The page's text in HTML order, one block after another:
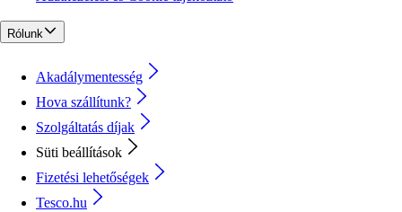
Rólunk
Akadálymentesség
Hova szállítunk?
Szolgáltatás díjak
Süti beállítások
Fizetési lehetőségek
Tesco.hu